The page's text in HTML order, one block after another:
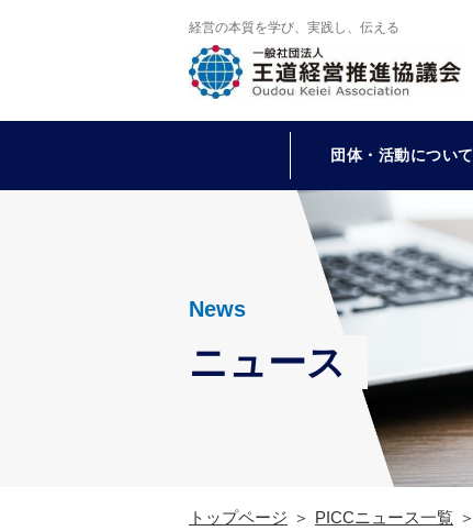
経営の本質を学び、実践し、伝える
団体・活動について
News
ニュース
トップページ PICCニュース一覧